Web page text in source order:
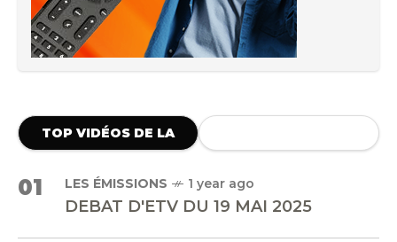
TOP VIDÉOS DE LA
01 LES ÉMISSIONS 1 year ago
DEBAT D'ETV DU 19 MAI 2025